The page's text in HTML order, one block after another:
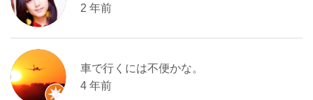
2 年前
車で行くには不便かな。
4 年前